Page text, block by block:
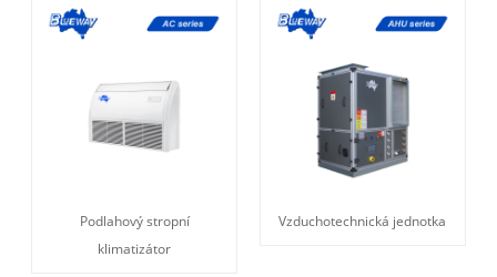
Podlahový stropní
klimatizátor
Vzduchotechnická jednotka